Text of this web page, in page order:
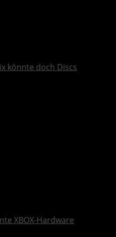
könnte doch Discs
XBOX-Hardware